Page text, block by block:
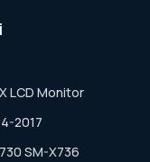
LCD Monitor
2017
SM-X736